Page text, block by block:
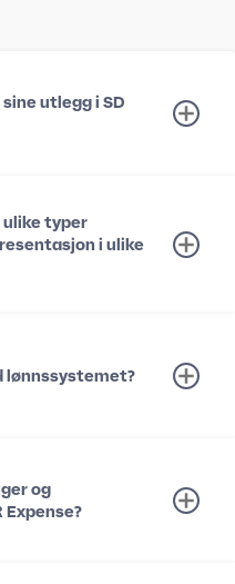
utlegg i SD
ulike typer
i ulike
lønnssystemet?
og
Expense?